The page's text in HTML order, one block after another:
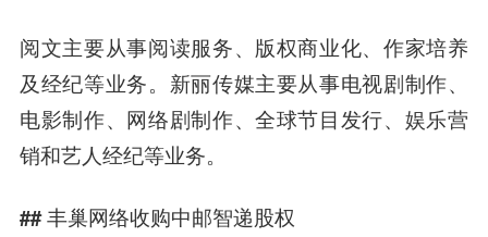
阅文主要从事阅读服务、版权商业化、作家培养
及经纪等业务。新丽传媒主要从事电视剧制作、
电影制作、网络剧制作、全球节目发行、娱乐营
销和艺人经纪等业务。
## 丰巢网络收购中邮智递股权